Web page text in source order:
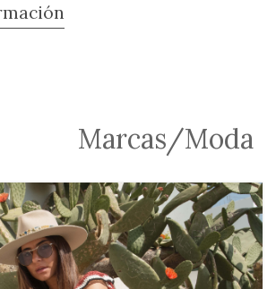
Marcas/Moda